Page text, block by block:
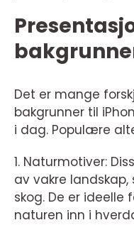
Det er mange
bakgrunner til
i dag. Populære
1. Naturmotiver:
av vakre
skog. De er ideelle
naturen inn i